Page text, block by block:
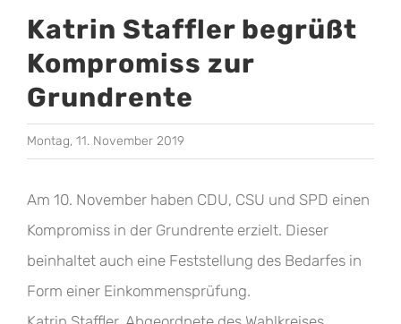
Katrin Staffler begrüßt
Kompromiss zur
Grundrente
Montag, 11. November 2019
Am 10. November haben CDU, CSU und SPD einen
Kompromiss in der Grundrente erzielt. Dieser
beinhaltet auch eine Feststellung des Bedarfes in
Form einer Einkommensprüfung.